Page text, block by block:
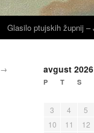
Glasilo ptujskih župnij –
→ avgust 2026
P T S
3
4 5
10
11 12